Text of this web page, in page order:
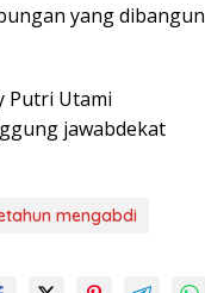
yang dibangun
Putri Utami
jawabdekat
mengabdi